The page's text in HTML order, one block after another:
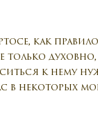
как
к нему
в некоторых